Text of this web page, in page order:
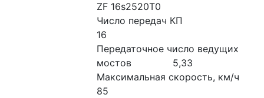
ZF 16s2520T0
Число передач КП
16
Передаточное число ведущих
мостов              5,33
Максимальная скорость, км/ч
85